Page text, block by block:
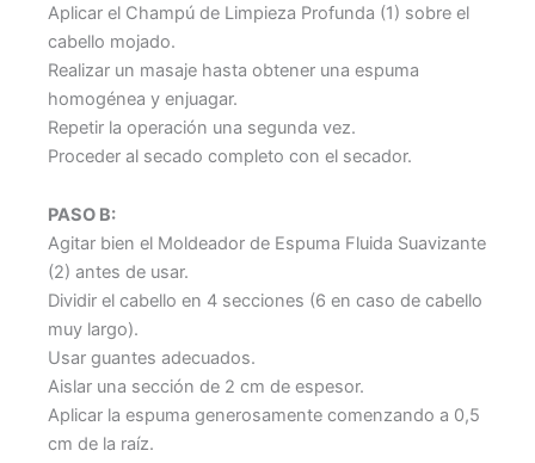
Aplicar el Champú de Limpieza Profunda (1) sobre el
cabello mojado.
Realizar un masaje hasta obtener una espuma
homogénea y enjuagar.
Repetir la operación una segunda vez.
Proceder al secado completo con el secador.
PASO B:
Agitar bien el Moldeador de Espuma Fluida Suavizante
(2) antes de usar.
Dividir el cabello en 4 secciones (6 en caso de cabello
muy largo).
Usar guantes adecuados.
Aislar una sección de 2 cm de espesor.
Aplicar la espuma generosamente comenzando a 0,5
cm de la raíz.